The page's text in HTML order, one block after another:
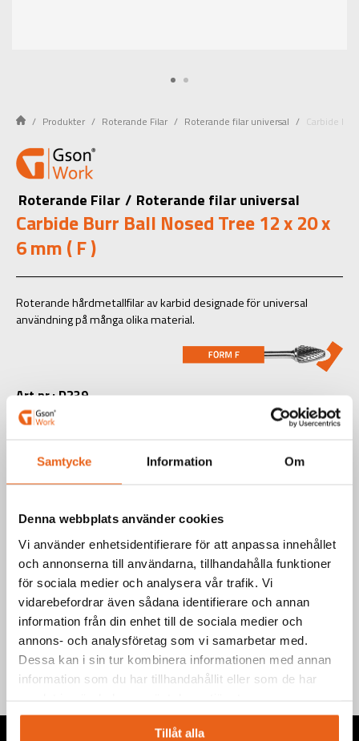
Samtycke Information Om
Denna webbplats använder cookies
Vi använder enhetsidentifierare för att anpassa innehållet
och annonserna till användarna, tillhandahålla funktioner
för sociala medier och analysera vår trafik. Vi
vidarebefordrar även sådana identifierare och annan
information från din enhet till de sociala medier och
annons- och analysföretag som vi samarbetar med.
Dessa kan i sin tur kombinera informationen med annan
information som du har tillhandahållit eller som de har
Tillåt alla
Produkter Roterande Filar Roterande filar universal Carbide
Roterande Filar / Roterande filar universal
Carbide Burr Ball Nosed Tree 12 x 20 x
6 mm ( F )
Roterande hårdmetallfilar av karbid designade för universal
användning på många olika material.
Art.nr.: D239
EAN-kod: 7340090241963
Teknisk information
Information